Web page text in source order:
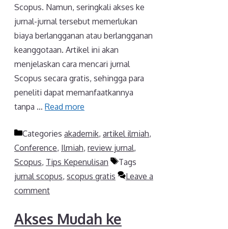
Scopus. Namun, seringkali akses ke
jurnal-jurnal tersebut memerlukan
biaya berlangganan atau berlangganan
keanggotaan. Artikel ini akan
menjelaskan cara mencari jurnal
Scopus secara gratis, sehingga para
peneliti dapat memanfaatkannya
tanpa … Read more
Categories akademik, artikel ilmiah,
Conference, Ilmiah, review jurnal,
Scopus, Tips Kepenulisan
Tags
jurnal scopus, scopus gratis
Leave a
comment
Akses Mudah ke